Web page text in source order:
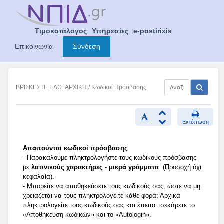
Τιμοκατάλογος Υπηρεσίες
e-postirixis
Επικοινωνία
Σύνδεση
ΒΡΙΣΚΕΣΤΕ ΕΔΩ: ΑΡΧΙΚΗ / Κωδικοί Πρόσβασης
Εκτύπωση
Απαιτούνται κωδικοί πρόσβασης
- Παρακαλούμε πληκτρολογήστε τους κωδικούς πρόσβασης
με λατινικούς χαρακτήρες - μικρά γράμματα (Προσοχή όχι
κεφαλαία).
- Μπορείτε να αποθηκεύσετε τους κωδικούς σας, ώστε να μη
χρειάζεται να τους πληκτρολογείτε κάθε φορά: Αρχικά
πληκτρολογείτε τους κωδικούς σας και έπειτα τσεκάρετε το
«Αποθήκευση κωδικών» και το «Autologin».